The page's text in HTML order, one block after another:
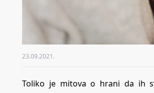
23.09.2021.
Toliko je mitova o hrani da ih